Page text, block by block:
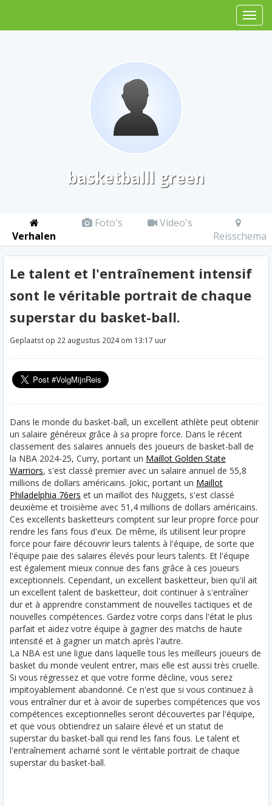
basketballl green
Verhalen
Foto's
Video's
Reisschema
Le talent et l'entraînement intensif
sont le véritable portrait de chaque
superstar du basket-ball.
Geplaatst op 22 augustus 2024 om 13:17 uur
Dans le monde du basket-ball, un excellent athlète peut obtenir
un salaire généreux grâce à sa propre force. Dans le récent
classement des salaires annuels des joueurs de basket-ball de
la NBA 2024-25, Curry, portant un Maillot Golden State
Warriors, s'est classé premier avec un salaire annuel de 55,8
millions de dollars américains. Jokic, portant un Maillot
Philadelphia 76ers et un maillot des Nuggets, s'est classé
deuxième et troisième avec 51,4 millions de dollars américains.
Ces excellents basketteurs comptent sur leur propre force pour
rendre les fans fous d'eux. De même, ils utilisent leur propre
force pour faire découvrir leurs talents à l'équipe, de sorte que
l'équipe paie des salaires élevés pour leurs talents. Et l'équipe
est également mieux connue des fans grâce à ces joueurs
exceptionnels. Cependant, un excellent basketteur, bien qu'il ait
un excellent talent de basketteur, doit continuer à s'entraîner
dur et à apprendre constamment de nouvelles tactiques et de
nouvelles compétences. Gardez votre corps dans l'état le plus
parfait et aidez votre équipe à gagner des matchs de haute
intensité et à gagner un match après l'autre.
La NBA est une ligue dans laquelle tous les meilleurs joueurs de
basket du monde veulent entrer, mais elle est aussi très cruelle.
Si vous régressez et que votre forme décline, vous serez
impitoyablement abandonné. Ce n'est que si vous continuez à
vous entraîner dur et à avoir de superbes compétences que vos
compétences exceptionnelles seront découvertes par l'équipe,
et que vous obtiendrez un salaire élevé et un statut de
superstar du basket-ball qui rend les fans fous. Le talent et
l'entraînement acharné sont le véritable portrait de chaque
superstar du basket-ball.